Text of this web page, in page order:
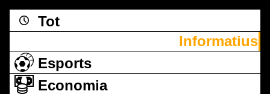
Tot
Informatius
Esports
Economia